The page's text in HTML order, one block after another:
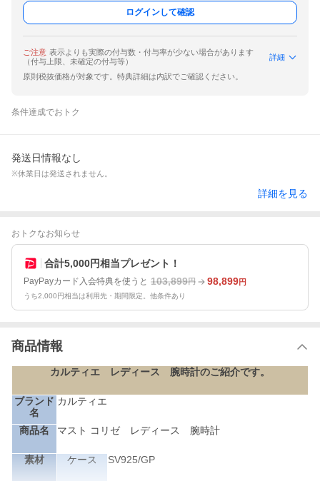
ログインして確認
ご注意 表示よりも実際の付与数・付与率が少ない場合があります
（付与上限、未確定の付与等）
詳細
原則税抜価格が対象です。特典詳細は内訳でご確認ください。
条件達成でおトク
発送日情報なし
※休業日は発送されません。
詳細を見る
おトクなお知らせ
合計5,000円相当プレゼント！
PayPayカード入会特典を使うと 103,899円 98,899円
うち2,000円相当は利用先・期間限定。他条件あり
商品情報
カルティエ レディース 腕時計のご紹介です。
ブランド
名
カルティエ
商品名 マスト コリゼ レディース 腕時計
素材 ケース SV925/GP